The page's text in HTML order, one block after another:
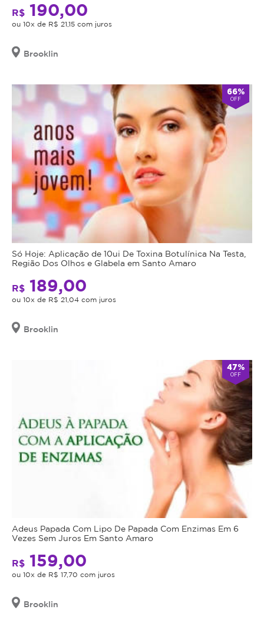
R$ 190,00
ou 10x de R$ 21,15 com juros
Brooklin
66%
OFF
Só Hoje: Aplicação de 10ui De Toxina Botulínica Na Testa,
Região Dos Olhos e Glabela em Santo Amaro
R$ 189,00
ou 10x de R$ 21,04 com juros
Brooklin
47%
OFF
Adeus Papada Com Lipo De Papada Com Enzimas Em 6
Vezes Sem Juros Em Santo Amaro
R$ 159,00
ou 10x de R$ 17,70 com juros
Brooklin